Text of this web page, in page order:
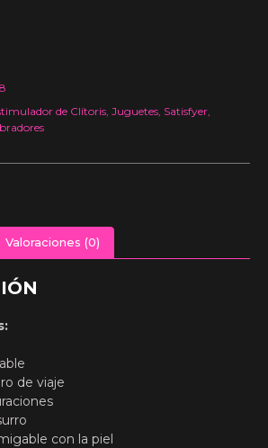
de Clítoris Juguetes Satisfyer
Valoraciones (0)
de viaje
con la piel